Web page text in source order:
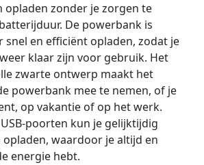
opladen zonder je zorgen te
De powerbank is
en efficiënt opladen, zodat je
klaar zijn voor gebruik. Het
zwarte ontwerp maakt het
powerbank mee te nemen, of je
op vakantie of op het werk.
poorten kun je gelijktijdig
waardoor je altijd en
energie hebt.